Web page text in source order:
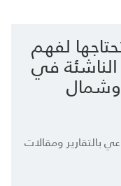
لفهم
الناشئة في
ومقالات